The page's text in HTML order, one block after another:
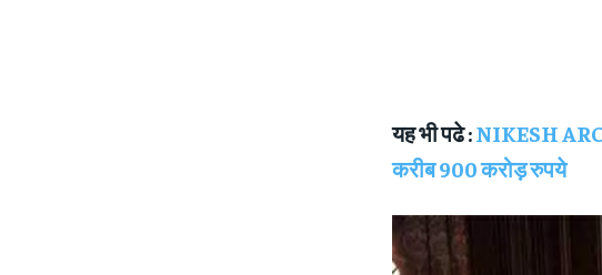
यह भी पढे :NIKESH
करीब 900 करोड़ रुपये